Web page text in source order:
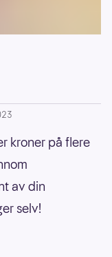
kroner på flere
av din
selv!